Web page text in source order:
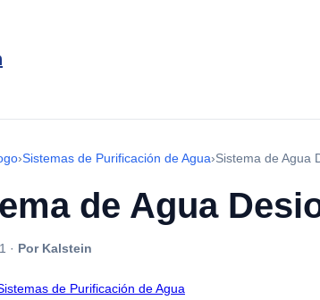
›Sistemas de Purificación de Agua›Sistema de Agua
de Agua
· Por Kalstein
de Purificación de Agua